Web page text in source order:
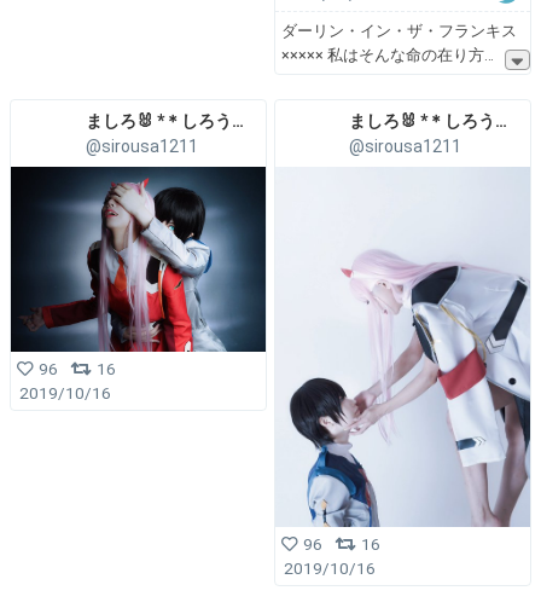
ダーリン・イン・ザ・フランキス
××××× 私はそんな命の在り方
ましろ🐰 *＊しろうさ＊*
@sirousa1211
96
16
2019/10/16
ましろ🐰 *＊しろうさ＊*
@sirousa1211
96
16
2019/10/16